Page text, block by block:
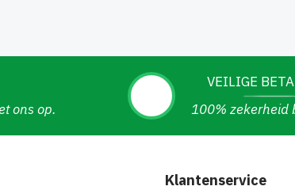
ons op.
VEILIGE
100% zekerheid
Klantenservice